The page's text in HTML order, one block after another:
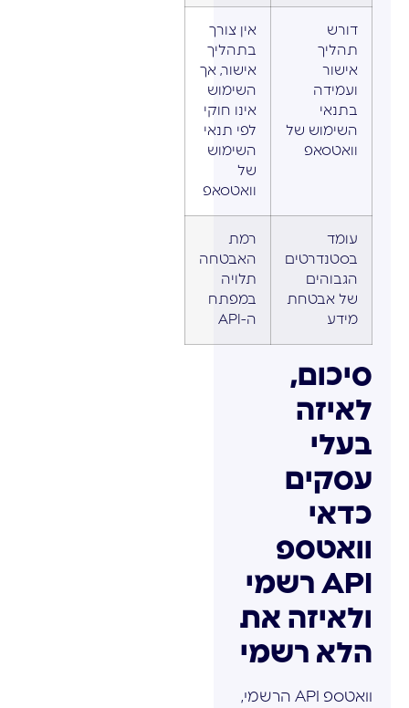
דורש
תהליך
אישור
ועמידה
בתנאי
השימוש של
וואטסאפ
אין צורך
בתהליך
אישור, אך
השימוש
אינו חוקי
לפי תנאי
השימוש
של
וואטסאפ
עומד
בסטנדרטים
הגבוהים
של אבטחת
מידע
רמת
האבטחה
תלויה
במפתח
ה-API
סיכום,
לאיזה
בעלי
עסקים
כדאי
וואטספ
API רשמי
ולאיזה את
הלא רשמי
וואטספ API הרשמי,